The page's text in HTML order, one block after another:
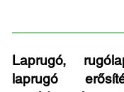
Laprugó,
laprugó